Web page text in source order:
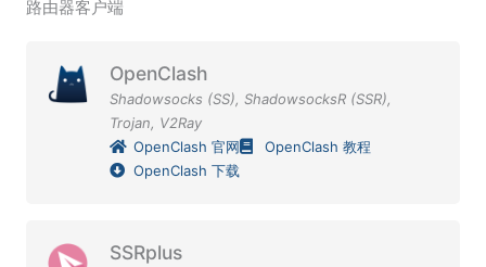
路由器客户端
OpenClash
Shadowsocks (SS), ShadowsocksR (SSR),
Trojan, V2Ray
OpenClash 官网
OpenClash 教程
OpenClash 下载
SSRplus